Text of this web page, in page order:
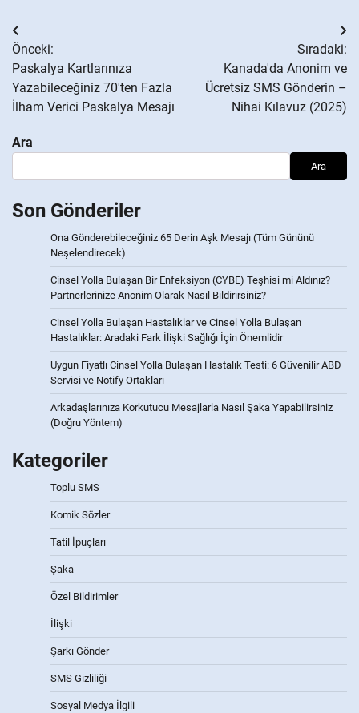
Yazı
gezinmesi
Önceki:
Paskalya Kartlarınıza
Yazabileceğiniz 70'ten Fazla
İlham Verici Paskalya Mesajı
Sıradaki:
Kanada'da Anonim ve
Ücretsiz SMS Gönderin –
Nihai Kılavuz (2025)
Ara
Ara
Son Gönderiler
Ona Gönderebileceğiniz 65 Derin Aşk Mesajı (Tüm Gününü
Neşelendirecek)
Cinsel Yolla Bulaşan Bir Enfeksiyon (CYBE) Teşhisi mi Aldınız?
Partnerlerinize Anonim Olarak Nasıl Bildirirsiniz?
Cinsel Yolla Bulaşan Hastalıklar ve Cinsel Yolla Bulaşan
Hastalıklar: Aradaki Fark İlişki Sağlığı İçin Önemlidir
Uygun Fiyatlı Cinsel Yolla Bulaşan Hastalık Testi: 6 Güvenilir ABD
Servisi ve Notify Ortakları
Arkadaşlarınıza Korkutucu Mesajlarla Nasıl Şaka Yapabilirsiniz
(Doğru Yöntem)
Kategoriler
Toplu SMS
Komik Sözler
Tatil İpuçları
Şaka
Özel Bildirimler
İlişki
Şarkı Gönder
SMS Gizliliği
Sosyal Medya İlgili